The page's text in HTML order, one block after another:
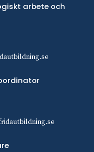
arbete och